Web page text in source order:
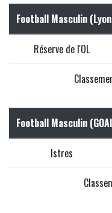
Football Masculin
Réserve de l'OL
Football Masculin
Istres